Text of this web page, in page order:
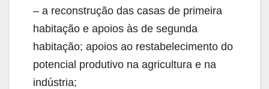
– a reconstrução das casas de primeira
habitação e apoios às de segunda
habitação; apoios ao restabelecimento do
potencial produtivo na agricultura e na
indústria;